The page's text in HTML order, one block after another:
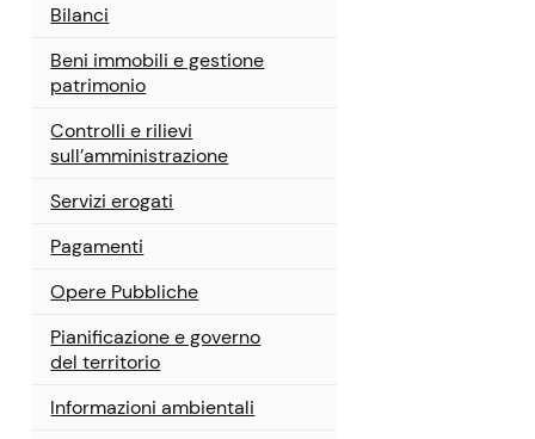
Bilanci
Beni immobili e gestione
patrimonio
Controlli e rilievi
sull’amministrazione
Servizi erogati
Pagamenti
Opere Pubbliche
Pianificazione e governo
del territorio
Informazioni ambientali